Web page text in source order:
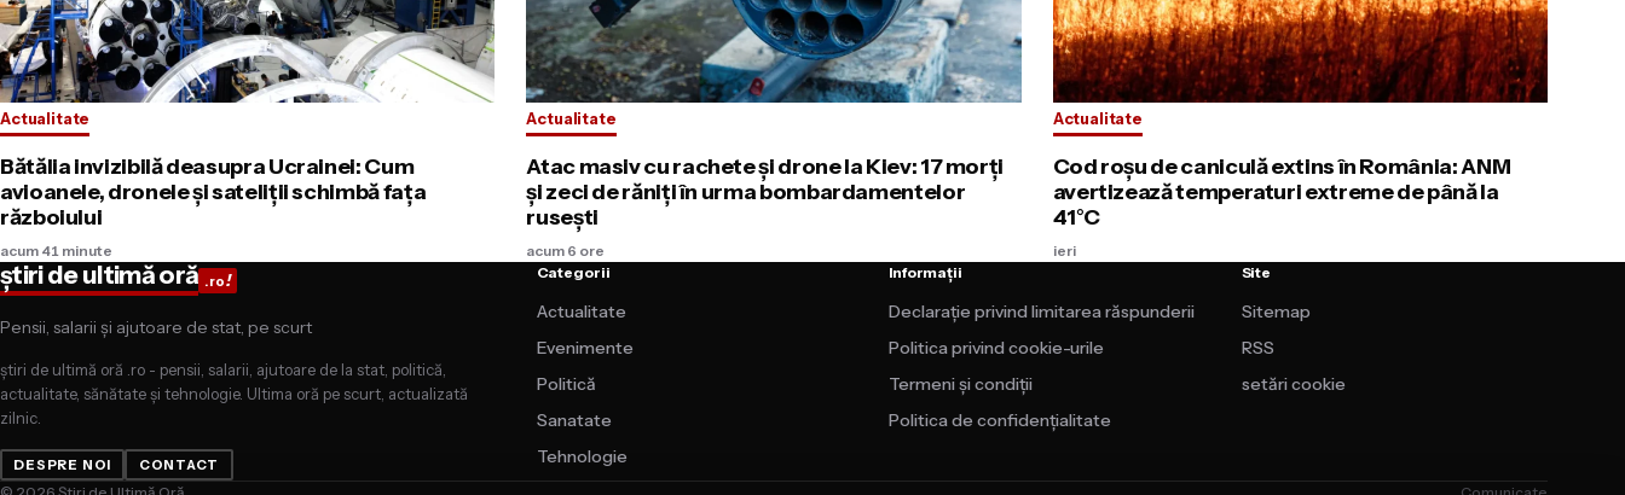
Actualitate
Bătălia invizibilă deasupra Ucrainei: Cum
avioanele, dronele și sateliții schimbă fața
războiului
acum 41 minute
Actualitate
Atac masiv cu rachete și drone la Kiev: 17 morți
și zeci de răniți în urma bombardamentelor
rusești
acum 6 ore
Actualitate
Cod roșu de caniculă extins în România: ANM
avertizează temperaturi extreme de până la
41°C
ieri
știri de ultimă oră .ro!
Pensii, salarii și ajutoare de stat, pe scurt
știri de ultimă oră .ro - pensii, salarii, ajutoare de la stat, politică,
actualitate, sănătate și tehnologie. Ultima oră pe scurt, actualizată
zilnic.
DESPRE NOI CONTACT
Categorii
Actualitate
Evenimente
Politică
Sanatate
Tehnologie
Informații
Declarație privind limitarea răspunderii
Politica privind cookie-urile
Termeni și condiții
Politica de confidențialitate
Site
Sitemap
RSS
setări cookie